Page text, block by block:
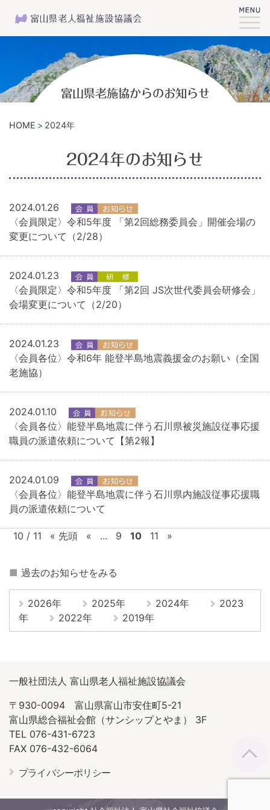
富山県老施協からのお知らせ
HOME 2024年
2024年のお知らせ
2024.01.26
〈会員限定〉令和5年度 「第2回総務委員会」開催会場の
変更について（2/28）
2024.01.23
〈会員限定〉令和5年度 「第2回 JS次世代委員会研修会」
会場変更について（2/20）
2024.01.23
〈会員各位〉令和6年 能登半島地震義援金のお願い（全国
老施協）
2024.01.10
〈会員各位〉能登半島地震に伴う石川県被災施設従事応援
職員の派遣依頼について【第2報】
2024.01.09
〈会員各位〉能登半島地震に伴う石川県内施設従事応援職
員の派遣依頼について
10 / 11 « 先頭 « ... 9 10 11 »
■ 過去のお知らせをみる
2026年 2025年 2024年
2023
年
2022年 2019年
一般社団法人 富山県老人福祉施設協議会
〒930-0094 富山県富山市安住町5-21
富山県総合福祉会館（サンシップとやま） 3F
TEL 076-431-6723
FAX 076-432-6064
プライバシーポリシー